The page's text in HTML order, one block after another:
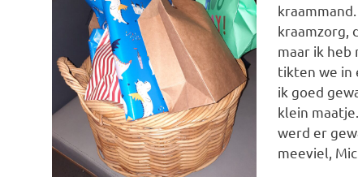
kraamzorg,
maar ik heb
tikten we in
ik goed
klein
werd er
meeviel,